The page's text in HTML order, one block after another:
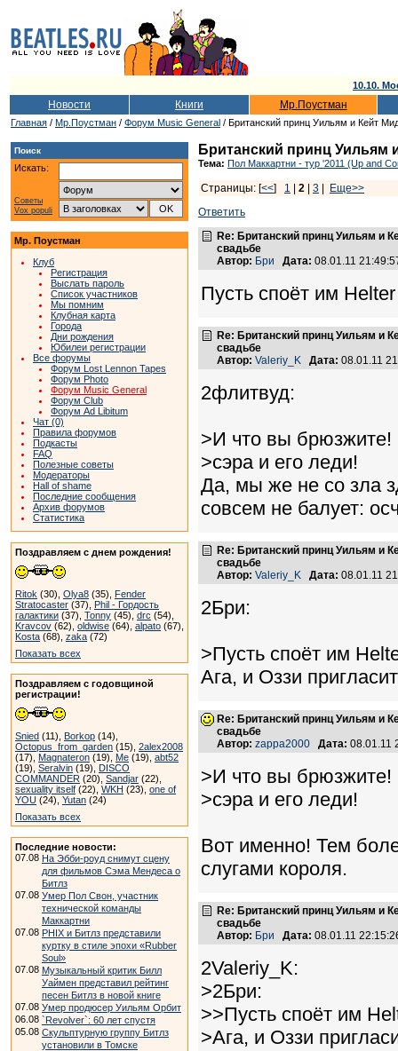
10.10.
Новости Книги Мр.Поустман
Главная / Мр.Поустман / Форум Music General / Британский принц Уильям и Кейт
Поиск
Искать:
Советы
Vox populi
Мр. Поустман
Клуб
Регистрация
Выслать пароль
Список участников
Мы помним
Клубная карта
Города
Дни рождения
Юбилеи регистрации
Все форумы
Форум Lost Lennon Tapes
Форум Photo
Форум Music General
Форум Club
Форум Ad Libitum
Чат (0)
Правила форумов
Подкасты
FAQ
Полезные советы
Модераторы
Hall of shame
Последние сообщения
Архив форумов
Статистика
Поздравляем с днем рождения!
Ritok (30), Olya8 (35), Fender
Stratocaster (37), Phil - Гордость
галактики (37), Tonny (45), drc (54),
Kravcov (62), oldwise (64), alpato (67),
Kosta (68), zaka (72)
Показать всех
Поздравляем с годовщиной
регистрации!
Snied (11), Borkop (14),
Octopus_from_garden (15), 2alex2008
(17), Magnateron (19), Me (19), abt52
(19), Seralvin (19), DISCO
COMMANDER (20), Sandjar (22),
sexuality itself (22), WKH (23), one of
YOU (24), Yutan (24)
Показать всех
Последние новости:
07.08 На Эбби-роуд снимут сцену
для фильмов Сэма Мендеса о
Битлз
07.08 Умер Пол Свон, участник
технической команды
Маккартни
07.08 PHIX и Битлз представили
куртку в стиле эпохи «Rubber
Soul»
07.08 Музыкальный критик Билл
Уаймен представил рейтинг
песен Битлз в новой книге
07.08 Умер продюсер Уильям Орбит
06.08 `Revolver`: 60 лет спустя
05.08 Скульптурную группу Битлз
установили в Томске
Британский принц Уильям
Тема: Пол Маккартни - тур '2011 (Up and
Страницы: [<<] 1 2 3
Еще>>
Ответить
Re: Британский принц Уильям и
свадьбе
Автор: Бри Дата: 08.01.11
Пусть споёт им
Re: Британский принц Уильям и
свадьбе
Автор: Valeriy_K Дата: 08.01.11
2флитвуд:
>И что вы брюзжите!
>сэра и его леди!
Да, мы же не со зла
совсем не балует:
Re: Британский принц Уильям и
свадьбе
Автор: Valeriy_K Дата: 08.01.11
2Бри:
>Пусть споёт им
Ага, и Оззи
Re: Британский принц Уильям и
свадьбе
Автор: zappa2000 Дата:
>И что вы брюзжите!
>сэра и его леди!
Вот именно! Тем
слугами короля.
Re: Британский принц Уильям и
свадьбе
Автор: Бри Дата: 08.01.11
2Valeriy_K:
>2Бри:
>>Пусть споёт им
>Ага, и Оззи